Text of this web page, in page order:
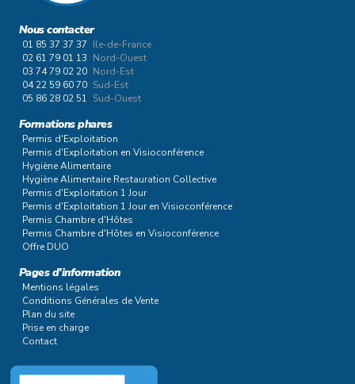
Nous contacter
01 85 37 37 37 Ile-de-France
02 61 79 01 13 Nord-Ouest
03 74 79 02 20 Nord-Est
04 22 59 60 70 Sud-Est
05 86 28 02 51 Sud-Ouest
Formations phares
Permis d'Exploitation
Permis d'Exploitation en Visioconférence
Hygiène Alimentaire
Hygiène Alimentaire Restauration Collective
Permis d'Exploitation 1 Jour
Permis d'Exploitation 1 Jour en Visioconférence
Permis Chambre d'Hôtes
Permis Chambre d'Hôtes en Visioconférence
Offre DUO
Pages d'information
Mentions légales
Conditions Générales de Vente
Plan du site
Prise en charge
Contact